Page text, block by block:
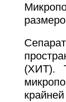
(ХИТ).